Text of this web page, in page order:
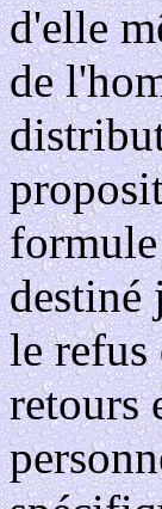
d'elle
de
destiné
le refus
retours